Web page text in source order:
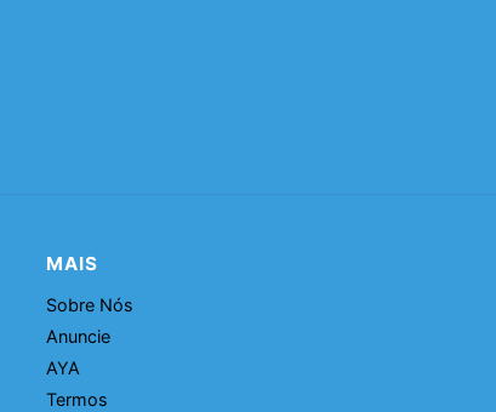
MAIS
Sobre Nós
Anuncie
AYA
Termos